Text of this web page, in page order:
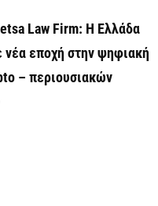
Law Firm: Η Ελλάδα
νέα εποχή στην ψηφιακή
– περιουσιακών